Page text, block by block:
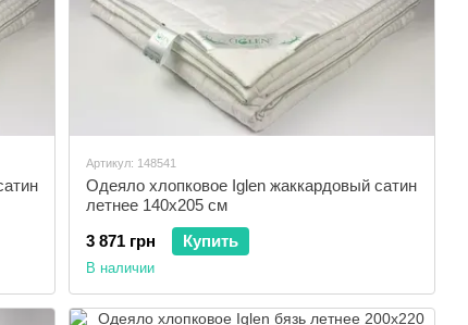
Артикул: 148541
Одеяло хлопковое Iglen жаккардовый сатин
летнее 140x205 см
3 871 грн
Купить
В наличии